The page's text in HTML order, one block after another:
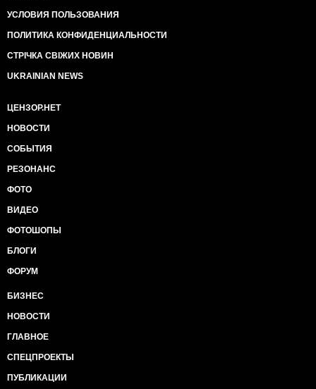
УСЛОВИЯ ПОЛЬЗОВАНИЯ
ПОЛИТИКА КОНФИДЕНЦИАЛЬНОСТИ
СТРІЧКА СВІЖИХ НОВИН
UKRAINIAN NEWS
ЦЕНЗОР.НЕТ
НОВОСТИ
СОБЫТИЯ
РЕЗОНАНС
ФОТО
ВИДЕО
ФОТОШОПЫ
БЛОГИ
ФОРУМ
БИЗНЕС
НОВОСТИ
ГЛАВНОЕ
СПЕЦПРОЕКТЫ
ПУБЛИКАЦИИ